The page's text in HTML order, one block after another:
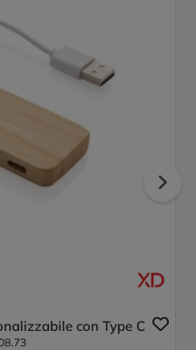
con Type C